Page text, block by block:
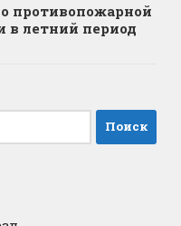
противопожарной
в летний период